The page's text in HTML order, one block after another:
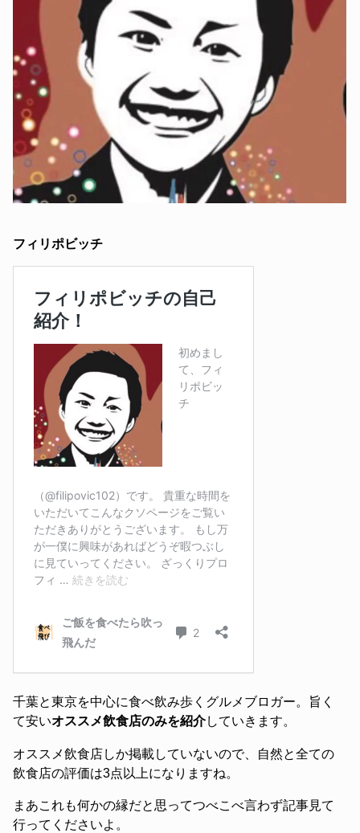
フィリポビッチ
千葉と東京を中心に食べ飲み歩くグルメブロガー。旨く
て安いオススメ飲食店のみを紹介していきます。
オススメ飲食店しか掲載していないので、自然と全ての
飲食店の評価は3点以上になりますね。
まあこれも何かの縁だと思ってつべこべ言わず記事見て
行ってくださいよ。